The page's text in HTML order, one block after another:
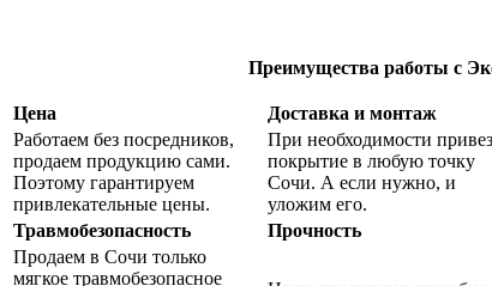
Преимущества работы с
Цена Доставка и монтаж
Работаем без посредников,
продаем продукцию сами.
Поэтому гарантируем
привлекательные цены.
При необходимости
покрытие в любую точку
Сочи. А если нужно, и
уложим его.
Травмобезопасность Прочность
Продаем в Сочи только
мягкое травмобезопасное